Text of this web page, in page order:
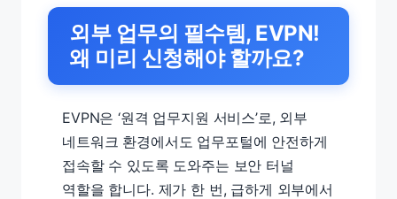
외부 업무의 필수템, EVPN!
왜 미리 신청해야 할까요?
EVPN은 ‘원격 업무지원 서비스’로, 외부
네트워크 환경에서도 업무포털에 안전하게
접속할 수 있도록 도와주는 보안 터널
역할을 합니다. 제가 한 번, 급하게 외부에서